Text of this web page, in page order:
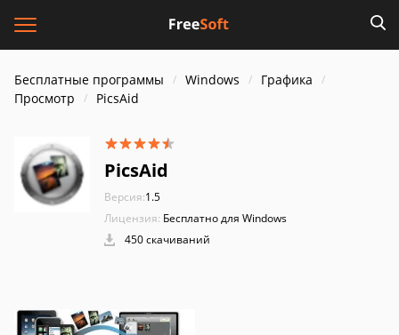
Бесплатные программы Windows
Графика
Просмотр
PicsAid
PicsAid
Версия:1.5
Лицензия: Бесплатно для Windows
450 скачиваний